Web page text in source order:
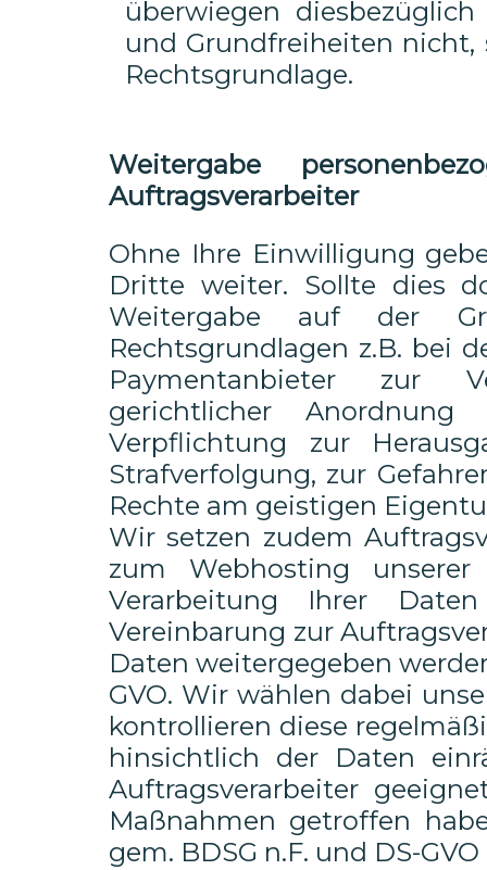
überwiegen
und Grundfreiheiten nicht,
Rechtsgrundlage.
Weitergabe
Auftragsverarbeiter
Ohne Ihre Einwilligung
Dritte weiter. Sollte dies
Weitergabe auf der
Rechtsgrundlagen z.B. bei
Paymentanbieter zur
gerichtlicher
Verpflichtung zur
Strafverfolgung, zur
Rechte am geistigen
Wir setzen zudem
zum Webhosting
Verarbeitung Ihrer
Vereinbarung zur
Daten weitergegeben
GVO. Wir wählen dabei
kontrollieren diese
hinsichtlich der Daten
Auftragsverarbeiter
Maßnahmen getroffen
gem. BDSG n.F. und DS-